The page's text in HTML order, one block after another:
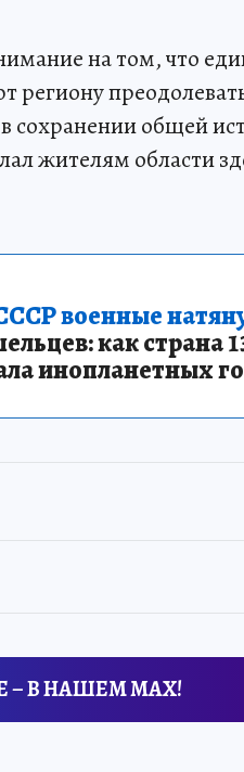
на том, что
региону
сохранении общей
жителям области
военные
как страна
инопланетных
В НАШЕМ MAX!